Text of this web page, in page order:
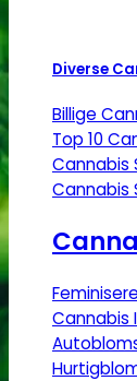
Diverse
Billige
Top 10
Cannabis
Cannabis
Cannabis